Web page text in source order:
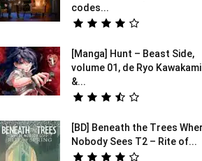
codes...
[Manga] Hunt – Beast Side,
volume 01, de Ryo Kawakami
&...
[BD] Beneath the Trees
Nobody Sees T2 – Rite of...